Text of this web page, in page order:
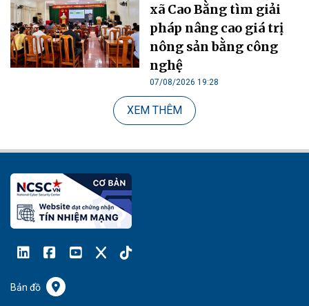
xã Cao Bằng tìm giải
pháp nâng cao giá trị
nông sản bằng công
nghệ
07/08/2026 19:28
XEM THÊM
Bản đồ